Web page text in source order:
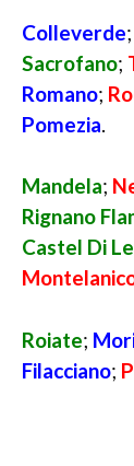
Colleverde;
Sacrofano;
Romano;
Pomezia
Mandela;
Rignano
Castel Di
Roiate;
Filacciano;